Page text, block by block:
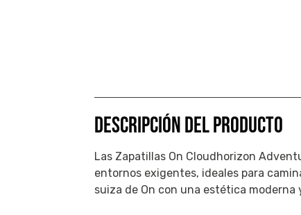
DESCRIPCIÓN DEL PRODUCTO
Las Zapatillas On Cloudhorizon
entornos exigentes, ideales para
suiza de On con una estética